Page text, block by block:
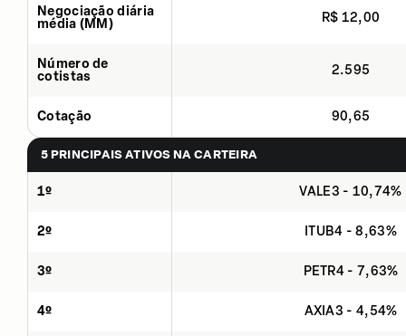
Negociação diária
média (MM)
R$ 12,00
Número de
cotistas
2.595
Cotação 90,65
5 PRINCIPAIS ATIVOS NA CARTEIRA
1º VALE3 - 10,74%
2º ITUB4 - 8,63%
3º PETR4 - 7,63%
4º AXIA3 - 4,54%